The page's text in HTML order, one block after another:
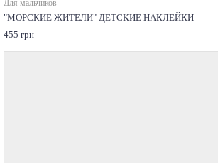
Для мальчиков
"МОРСКИЕ ЖИТЕЛИ" ДЕТСКИЕ НАКЛЕЙКИ
455 грн